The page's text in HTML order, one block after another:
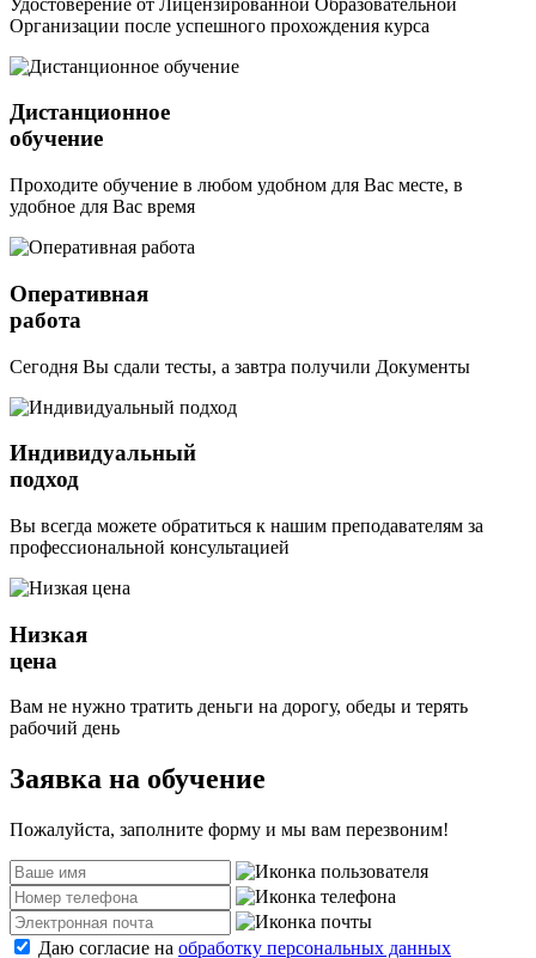
Организации после успешного прохождения курса
Дистанционное
обучение
Проходите обучение в любом удобном для Вас месте, в
удобное для Вас время
Оперативная
работа
Сегодня Вы сдали тесты, а завтра получили Документы
Индивидуальный
подход
Вы всегда можете обратиться к нашим преподавателям за
профессиональной консультацией
Низкая
цена
Вам не нужно тратить деньги на дорогу, обеды и терять
рабочий день
Заявка на обучение
Пожалуйста, заполните форму и мы вам перезвоним!
Даю согласие на обработку персональных данных